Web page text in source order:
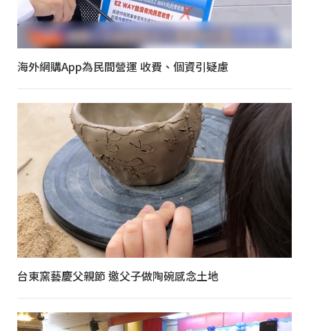
海外網購App為民間營運 收費、個資引疑慮
台東窯藝慶父親節 邀父子做陶碗感念土地